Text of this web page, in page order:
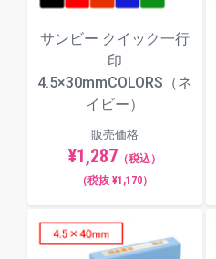
サンビー クイック一行
印
4.5×30mmCOLORS（ネ
イビー）
販売価格
¥1,287 （税込）
（税抜 ¥1,170）